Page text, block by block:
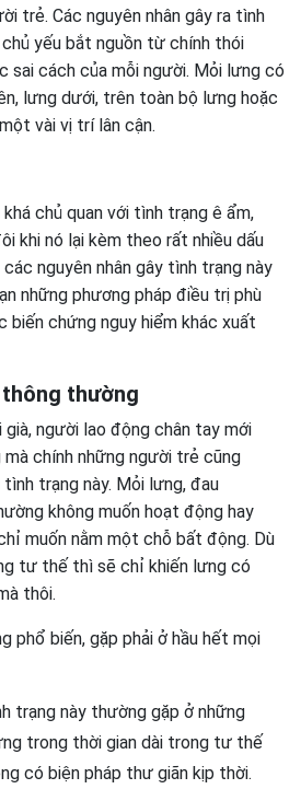
trẻ. Các nguyên nhân gây ra tình
yếu bắt nguồn từ chính thói
sai cách của mỗi người. Mỏi lưng có
lưng dưới, trên toàn bộ lưng hoặc
vài vị trí lân cận.
chủ quan với tình trạng ê ẩm,
khi nó lại kèm theo rất nhiều dấu
các nguyên nhân gây tình trạng này
những phương pháp điều trị phù
biến chứng nguy hiểm khác xuất
thông thường
người lao động chân tay mới
chính những người trẻ cũng
trạng này. Mỏi lưng, đau
không muốn hoạt động hay
muốn nằm một chỗ bất động. Dù
tư thế thì sẽ chỉ khiến lưng có
thôi.
phổ biến, gặp phải ở hầu hết mọi
trạng này thường gặp ở những
trong thời gian dài trong tư thế
có biện pháp thư giãn kịp thời.